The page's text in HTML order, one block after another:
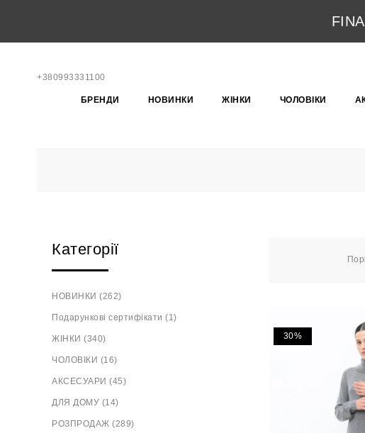
БРЕНДИ НОВИНКИ ЖІНКИ ЧОЛОВІКИ
+380993331100
Категорії
НОВИНКИ (262)
Подарункові сертифікати (1)
ЖІНКИ (340)
ЧОЛОВІКИ (16)
АКСЕСУАРИ (45)
ДЛЯ ДОМУ (14)
РОЗПРОДАЖ (289)
30%